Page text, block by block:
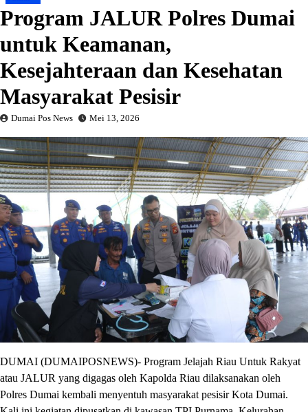
Program JALUR Polres Dumai
untuk Keamanan,
Kesejahteraan dan Kesehatan
Masyarakat Pesisir
Dumai Pos News Mei 13, 2026
DUMAI (DUMAIPOSNEWS)- Program Jelajah Riau Untuk Rakyat
atau JALUR yang digagas oleh Kapolda Riau dilaksanakan oleh
Polres Dumai kembali menyentuh masyarakat pesisir Kota Dumai.